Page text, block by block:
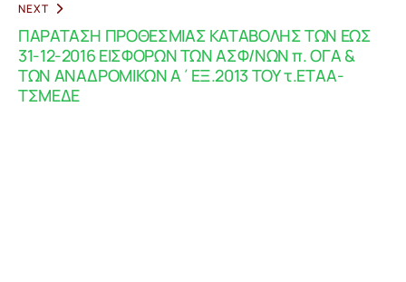
NEXT
ΠΑΡΑΤΑΣΗ ΠΡΟΘΕΣΜΙΑΣ ΚΑΤΑΒΟΛΗΣ ΤΩΝ ΕΩΣ
31-12-2016 ΕΙΣΦΟΡΩΝ ΤΩΝ ΑΣΦ/ΝΩΝ π. ΟΓΑ &
ΤΩΝ ΑΝΑΔΡΟΜΙΚΩΝ Α΄ΕΞ.2013 ΤΟΥ τ.ΕΤΑΑ-
ΤΣΜΕΔΕ